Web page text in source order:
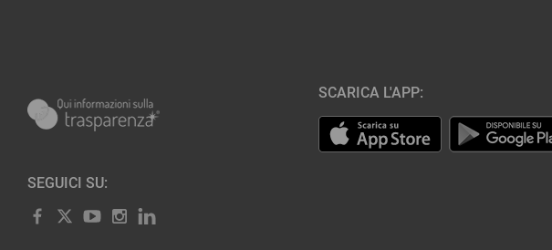
SEGUICI SU:
SCARICA L'APP: